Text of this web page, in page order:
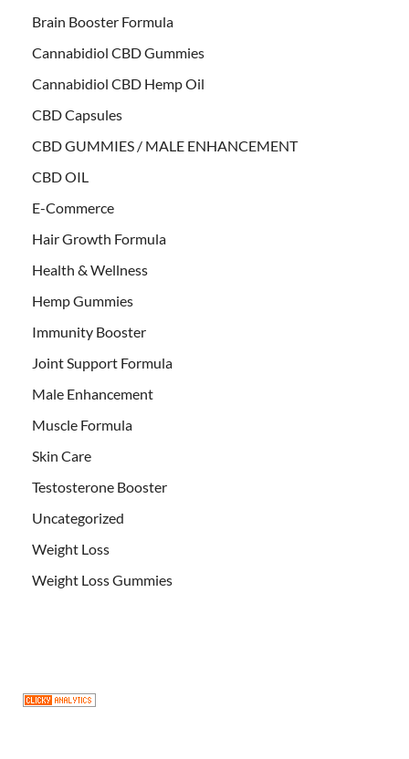
Brain Booster Formula
Cannabidiol CBD Gummies
Cannabidiol CBD Hemp Oil
CBD Capsules
CBD GUMMIES / MALE ENHANCEMENT
CBD OIL
E-Commerce
Hair Growth Formula
Health & Wellness
Hemp Gummies
Immunity Booster
Joint Support Formula
Male Enhancement
Muscle Formula
Skin Care
Testosterone Booster
Uncategorized
Weight Loss
Weight Loss Gummies